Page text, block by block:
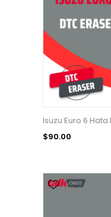
Isuzu Euro 6 Hata
$90.00